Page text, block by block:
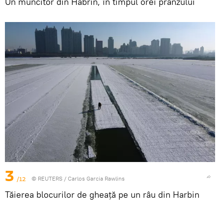
3 /12 © REUTERS / Carlos Garcia Rawlins
Tăierea blocurilor de gheață pe un râu din Harbin